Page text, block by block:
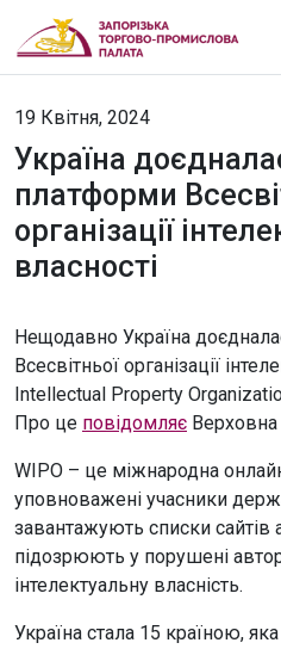
19 Квітня, 2024
Україна
платформи
організації
власності
Нещодавно Україна
Всесвітньої організації
Intellectual Property
Про це повідомляє Верховна
WIPO – це міжнародна
уповноважені учасники
завантажують списки сайтів
підозрюють у порушені
інтелектуальну власність.
Україна стала 15 країною,